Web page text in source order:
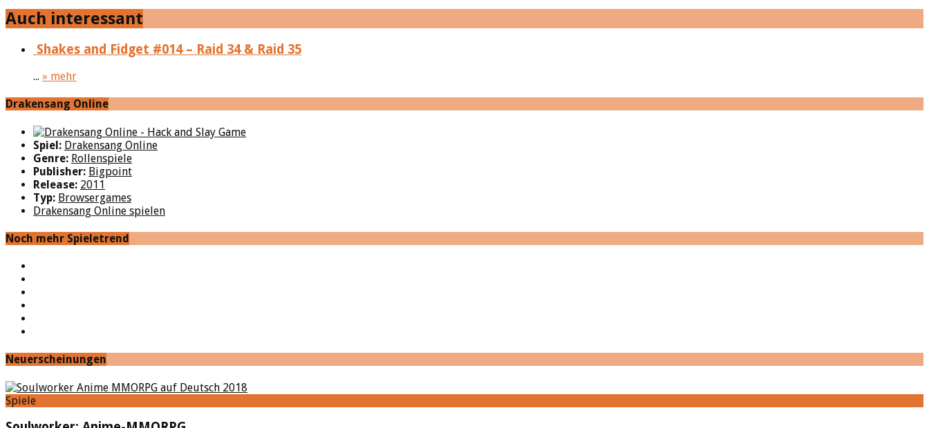
Auch interessant
Shakes and Fidget #014 – Raid 34 & Raid 35
... » mehr
Drakensang Online
Spiel: Drakensang Online
Genre: Rollenspiele
Publisher: Bigpoint
Release: 2011
Typ: Browsergames
Drakensang Online spielen
Noch mehr Spieletrend
Neuerscheinungen
Spiele